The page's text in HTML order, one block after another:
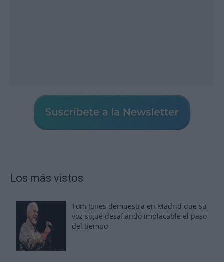
Los más vistos
Tom Jones demuestra en Madrid que su
voz sigue desafiando implacable el paso
del tiempo